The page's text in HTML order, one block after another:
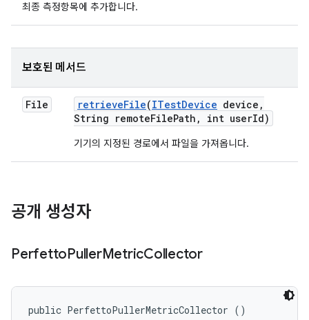
최종 측정항목에 추가합니다.
보호된 메서드
File retrieveFile(ITestDevice device ,
String remoteFilePath , int userId)
기기의 지정된 경로에서 파일을 가져옵니다.
공개 생성자
PerfettoPullerMetricCollector
public PerfettoPullerMetricCollector ()